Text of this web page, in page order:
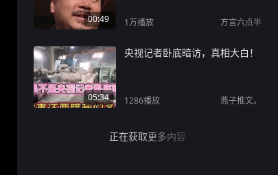
00:49 1万播放 方言六点半
05:34
央视记者卧底暗访，真相大白！
1286播放 燕子推文。
正在获取更多内容